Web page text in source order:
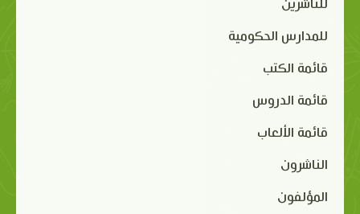
للناشرين
للمدارس الحكومية
قائمة الكتب
قائمة الدروس
قائمة الألعاب
الناشرون
المؤلفون